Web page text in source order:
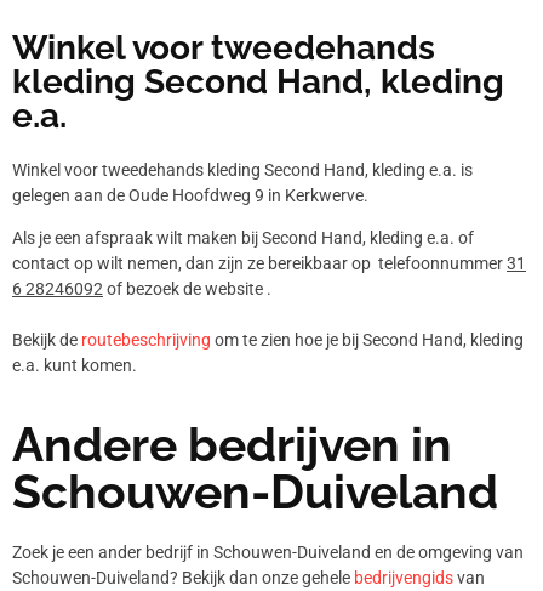
Winkel voor tweedehands
kleding Second Hand, kleding
e.a.
Winkel voor tweedehands kleding Second Hand, kleding e.a. is
gelegen aan de Oude Hoofdweg 9 in Kerkwerve.
Als je een afspraak wilt maken bij Second Hand, kleding e.a. of
contact op wilt nemen, dan zijn ze bereikbaar op telefoonnummer31
6 28246092of bezoek de website .
Bekijk de routebeschrijving om te zien hoe je bij Second Hand, kleding
e.a. kunt komen.
Andere bedrijven in
Schouwen-Duiveland
Zoek je een ander bedrijf in Schouwen-Duiveland en de omgeving van
Schouwen-Duiveland? Bekijk dan onze gehele bedrijvengidsvan